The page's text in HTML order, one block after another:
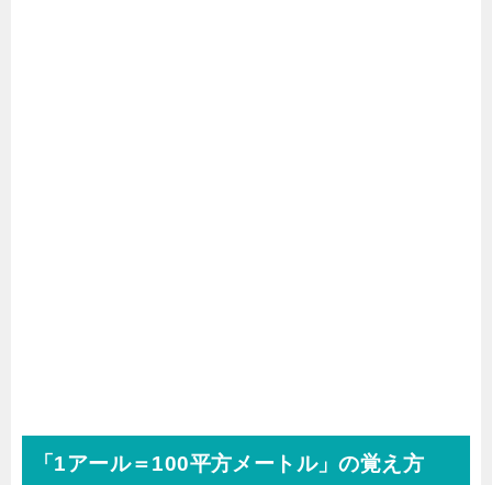
「1アール＝100平方メートル」の覚え方